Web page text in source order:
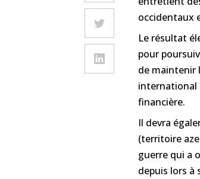
occidentaux
Le résultat
pour
de maintenir
international
financière.
Il devra
(territoire
guerre qui a
depuis lors à